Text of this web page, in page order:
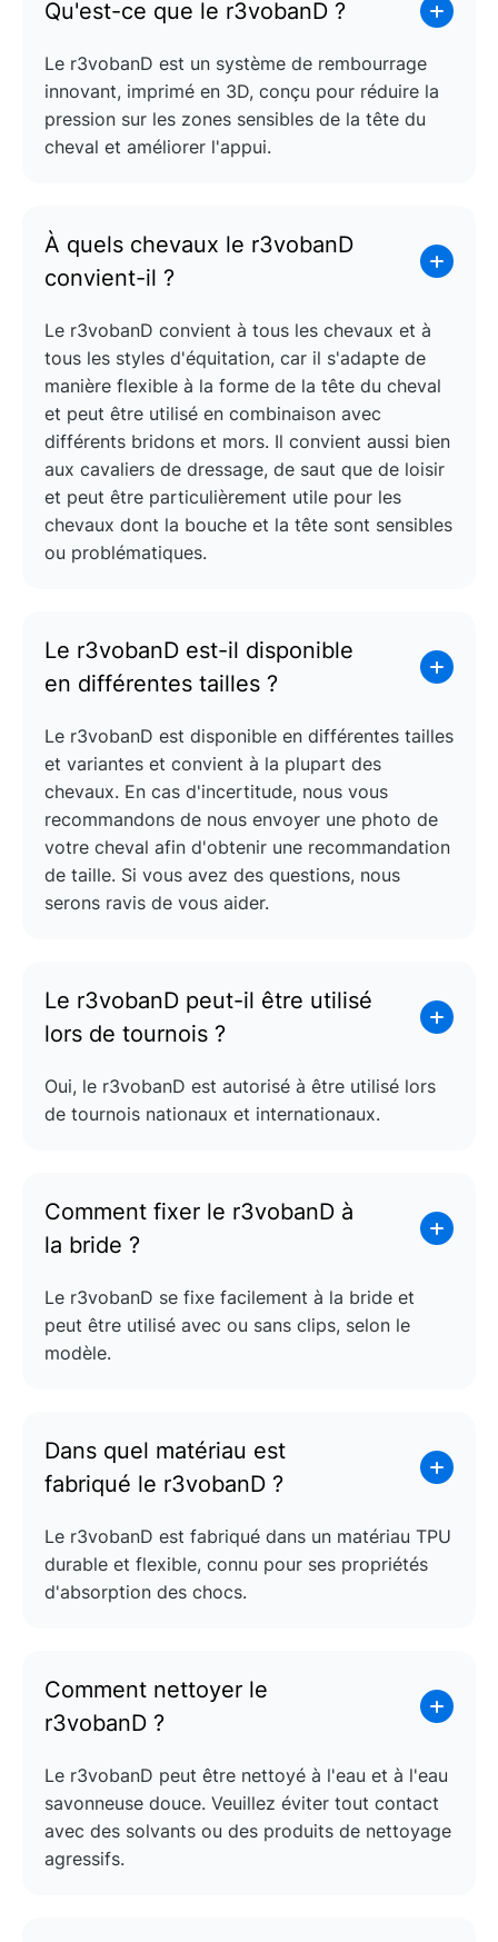
Qu'est-ce que le r3vobanD ?
Le r3vobanD est un système de rembourrage
innovant, imprimé en 3D, conçu pour réduire la
pression sur les zones sensibles de la tête du
cheval et améliorer l'appui.
À quels chevaux le r3vobanD
convient-il ?
Le r3vobanD convient à tous les chevaux et à
tous les styles d'équitation, car il s'adapte de
manière flexible à la forme de la tête du cheval
et peut être utilisé en combinaison avec
différents bridons et mors. Il convient aussi bien
aux cavaliers de dressage, de saut que de loisir
et peut être particulièrement utile pour les
chevaux dont la bouche et la tête sont sensibles
ou problématiques.
Le r3vobanD est-il disponible
en différentes tailles ?
Le r3vobanD est disponible en différentes tailles
et variantes et convient à la plupart des
chevaux. En cas d'incertitude, nous vous
recommandons de nous envoyer une photo de
votre cheval afin d'obtenir une recommandation
de taille. Si vous avez des questions, nous
serons ravis de vous aider.
Le r3vobanD peut-il être utilisé
lors de tournois ?
Oui, le r3vobanD est autorisé à être utilisé lors
de tournois nationaux et internationaux.
Comment fixer le r3vobanD à
la bride ?
Le r3vobanD se fixe facilement à la bride et
peut être utilisé avec ou sans clips, selon le
modèle.
Dans quel matériau est
fabriqué le r3vobanD ?
Le r3vobanD est fabriqué dans un matériau TPU
durable et flexible, connu pour ses propriétés
d'absorption des chocs.
Comment nettoyer le
r3vobanD ?
Le r3vobanD peut être nettoyé à l'eau et à l'eau
savonneuse douce. Veuillez éviter tout contact
avec des solvants ou des produits de nettoyage
agressifs.